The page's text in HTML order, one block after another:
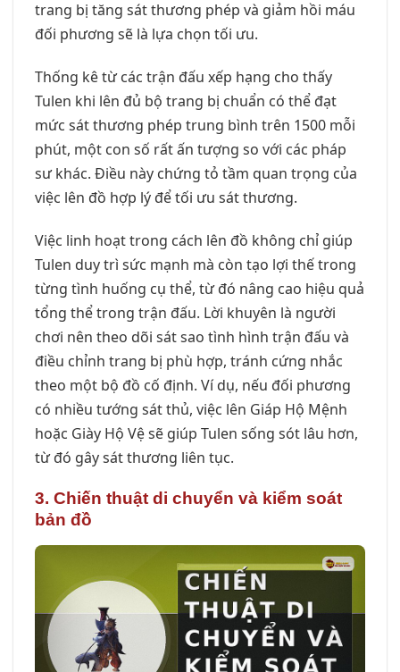
trang bị tăng sát thương phép và giảm hồi máu
đối phương sẽ là lựa chọn tối ưu.
Thống kê từ các trận đấu xếp hạng cho thấy
Tulen khi lên đủ bộ trang bị chuẩn có thể đạt
mức sát thương phép trung bình trên 1500 mỗi
phút, một con số rất ấn tượng so với các pháp
sư khác. Điều này chứng tỏ tầm quan trọng của
việc lên đồ hợp lý để tối ưu sát thương.
Việc linh hoạt trong cách lên đồ không chỉ giúp
Tulen duy trì sức mạnh mà còn tạo lợi thế trong
từng tình huống cụ thể, từ đó nâng cao hiệu quả
tổng thể trong trận đấu. Lời khuyên là người
chơi nên theo dõi sát sao tình hình trận đấu và
điều chỉnh trang bị phù hợp, tránh cứng nhắc
theo một bộ đồ cố định. Ví dụ, nếu đối phương
có nhiều tướng sát thủ, việc lên Giáp Hộ Mệnh
hoặc Giày Hộ Vệ sẽ giúp Tulen sống sót lâu hơn,
từ đó gây sát thương liên tục.
3. Chiến thuật di chuyển và kiểm soát
bản đồ